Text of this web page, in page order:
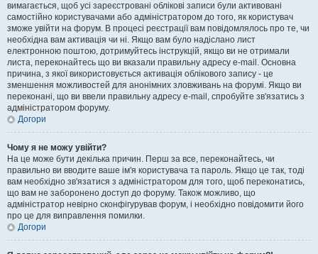
вимагається, щоб усі зареєстровані облікові записи були активовані
самостійно користувачами або адміністратором до того, як користувач
зможе увійти на форум. В процесі реєстрації вам повідомлялось про те, чи
необхідна вам активація чи ні. Якщо вам було надіслано лист
електронною поштою, дотримуйтесь інструкцій, якщо ви не отримали
листа, переконайтесь що ви вказали правильну адресу e-mail. Основна
причина, з якої використовується активація облікового запису - це
зменшення можливостей для анонімних зловживань на форумі. Якщо ви
переконані, що ви ввели правильну адресу e-mail, спробуйте зв'язатись з
адміністратором форуму.
Догори
Чому я не можу увійти?
На це може бути декілька причин. Перш за все, переконайтесь, чи
правильно ви вводите ваше ім'я користувача та пароль. Якщо це так, тоді
вам необхідно зв'язатися з адміністратором для того, щоб переконатись,
що вам не заборонено доступ до форуму. Також можливо, що
адміністратор невірно сконфігурував форум, і необхідно повідомити його
про це для виправлення помилки.
Догори